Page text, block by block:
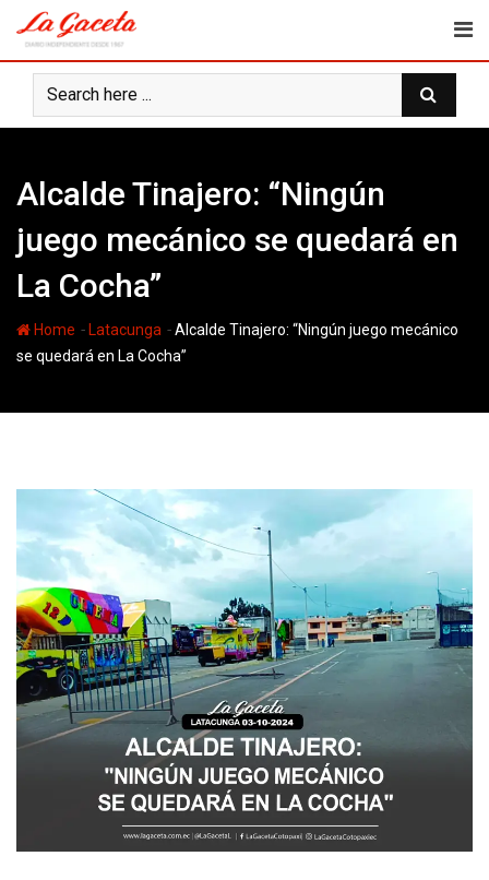
content
Alcalde Tinajero: “Ningún
juego mecánico se quedará en
La Cocha”
Home - Latacunga -Alcalde Tinajero: “Ningún juego mecánico
se quedará en La Cocha”